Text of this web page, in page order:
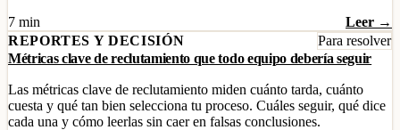
7 min
Leer →
REPORTES Y DECISIÓN
Para resolver
Métricas clave de reclutamiento que todo equipo debería seguir
Las métricas clave de reclutamiento miden cuánto tarda, cuánto
cuesta y qué tan bien selecciona tu proceso. Cuáles seguir, qué dice
cada una y cómo leerlas sin caer en falsas conclusiones.